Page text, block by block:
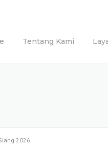
Tentang Kami
2026